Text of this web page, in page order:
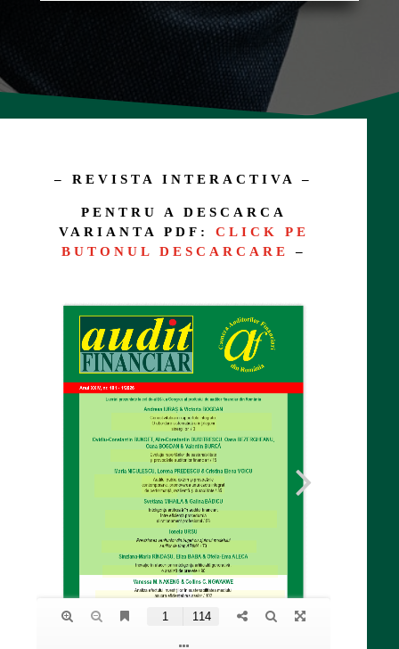
– REVISTA INTERACTIVA –
PENTRU A DESCARCA
VARIANTA PDF: CLICK PE
BUTONUL DESCARCARE
–